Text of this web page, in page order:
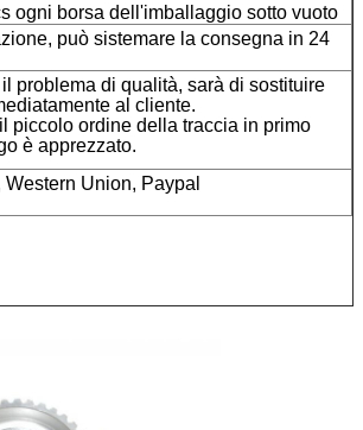
ogni borsa dell'imballaggio sotto vuoto
può sistemare la consegna in 24
problema di qualità, sarà di sostituire
al cliente.
piccolo ordine della traccia in primo
è apprezzato.
Western Union, Paypal